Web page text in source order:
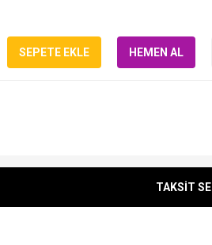
SEPETE EKLE HEMEN AL
TAKSİT